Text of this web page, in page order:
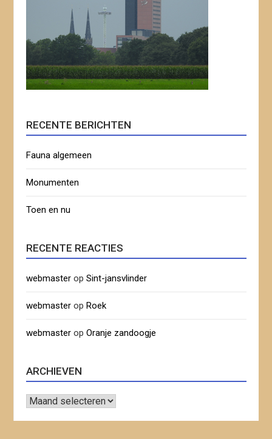
RECENTE BERICHTEN
Fauna algemeen
Monumenten
Toen en nu
RECENTE REACTIES
webmaster opSint-jansvlinder
webmaster opRoek
webmaster opOranje zandoogje
ARCHIEVEN
Archieven